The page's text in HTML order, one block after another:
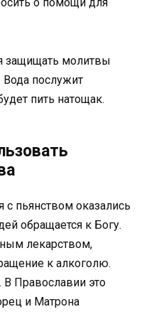
о помощи для
защищать молитвы
Вода послужит
пить натощак.
с пьянством оказались
обращается к Богу.
лекарством,
к алкоголю.
В Православии это
и Матрона